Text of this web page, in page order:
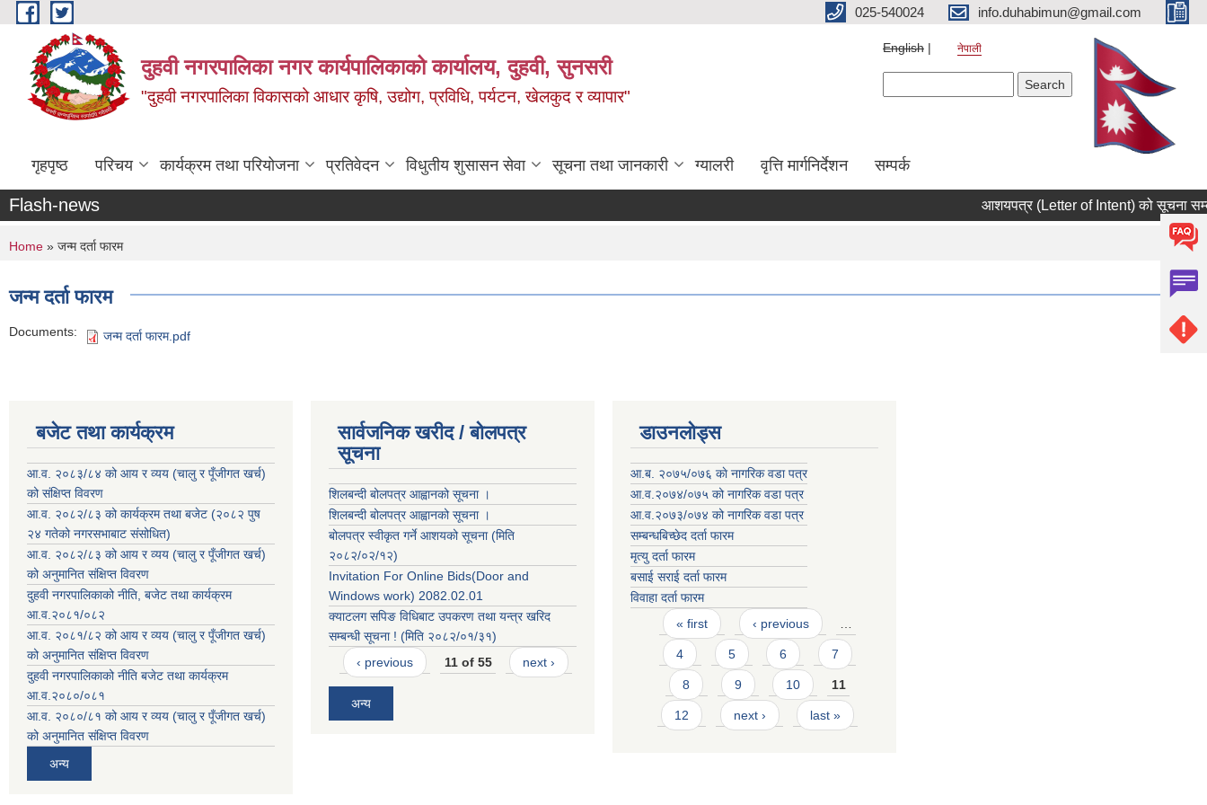
Skip to main content 025-540024 info.duhabimun@gmail.com
दुहवी नगरपालिका नगर कार्यपालिकाको कार्यालय, दुहवी, सुनसरी
"दुहवी नगरपालिका विकासको आधार कृषि, उद्योग, प्रविधि, पर्यटन, खेलकुद र व्यापार"
English नेपाली
गृहपृष्ठ परिचय कार्यक्रम तथा परियोजना प्रतिवेदन विधुतीय शुसासन सेवा सूचना तथा जानकारी ग्यालरी वृत्ति मार्गनिर्देशन सम्पर्क
Flash-news आशयपत्र (Letter of Intent) को सूचना
You are here
Home » जन्म दर्ता फारम
जन्म दर्ता फारम
Documents: जन्म दर्ता फारम.pdf
बजेट तथा कार्यक्रम
आ.व. २०८३/८४ को आय र व्यय (चालु र पूँजीगत खर्च)
को संक्षिप्त विवरण
आ.व. २०८२/८३ को कार्यक्रम तथा बजेट (२०८२ पुष
२४ गतेको नगरसभाबाट संसोधित)
आ.व. २०८२/८३ को आय र व्यय (चालु र पूँजीगत खर्च)
को अनुमानित संक्षिप्त विवरण
दुहवी नगरपालिकाको नीति, बजेट तथा कार्यक्रम
आ.व.२०८१/०८२
आ.व. २०८१/८२ को आय र व्यय (चालु र पूँजीगत खर्च)
को अनुमानित संक्षिप्त विवरण
दुहवी नगरपालिकाको नीति बजेट तथा कार्यक्रम
आ.व.२०८०/०८१
आ.व. २०८०/८१ को आय र व्यय (चालु र पूँजीगत खर्च)
को अनुमानित संक्षिप्त विवरण
अन्य
सार्वजनिक खरीद / बोलपत्र
सूचना
शिलबन्दी बोलपत्र आह्वानको सूचना ।
शिलबन्दी बोलपत्र आह्वानको सूचना ।
बोलपत्र स्वीकृत गर्ने आशयको सूचना (मिति
२०८२/०२/१२)
Invitation For Online Bids(Door and
Windows work) 2082.02.01
क्याटलग सपिङ विधिबाट उपकरण तथा यन्त्र खरिद
सम्बन्धी सूचना ! (मिति २०८२/०१/३१)
‹ previous
11 of 55 next ›
अन्य
डाउनलोड्स
आ.ब. २०७५/०७६ काे नागरिक वडा पत्र
आ.व.२०७४/०७५ को नागरिक वडा पत्र
आ.व.२०७३/०७४ को नागरिक वडा पत्र
सम्बन्धबिच्छेद दर्ता फारम
मृत्यु दर्ता फारम
बसाई सराई दर्ता फारम
विवाहा दर्ता फारम
Pages
« first ‹ previous
4 5 6 7
8 9 10 11
12 next › last »